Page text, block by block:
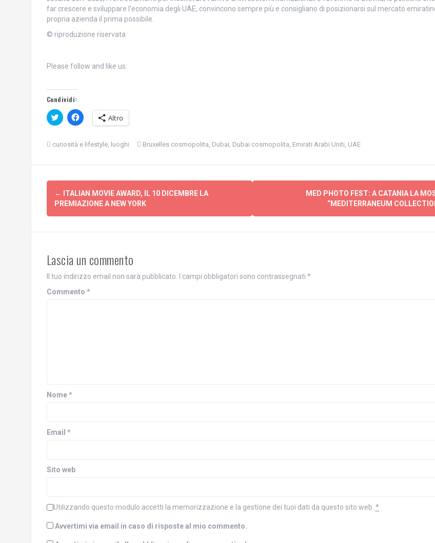
far crescere e sviluppare l’economia degli UAE, convincono sempre più e consigliano di posizionarsi sul mercato
propria azienda il prima possibile.
© riproduzione riservata
Please follow and like us:
Condividi:
F
a
l
i
p
r
c
o
n
e
r
s
T
w
u
o
v
e
)
F
a
l
i
c
o
n
d
i
v
s
a
e
b
Altro
curiosità e lifestyle, luoghi Bruxelles cosmopolita, Dubai, Dubai cosmopolita, Emirati Arabi Uniti, UAE
Navigazione
articolo
←
ITALIAN MOVIE AWARD, IL 10 DICEMBRE LA
PREMIAZIONE A NEW YORK
MED PHOTO FEST: A CATANIA LA
“MEDITERRANEUM
Lascia un commento
Il tuo indirizzo email non sarà pubblicato. I campi obbligatori sono contrassegnati *
Commento *
Nome*
Email *
Sito web
Utilizzando questo modulo accetti la memorizzazione e la gestione dei tuoi dati da questo sito web. *
Avvertimi via email in caso di risposte al mio commento.